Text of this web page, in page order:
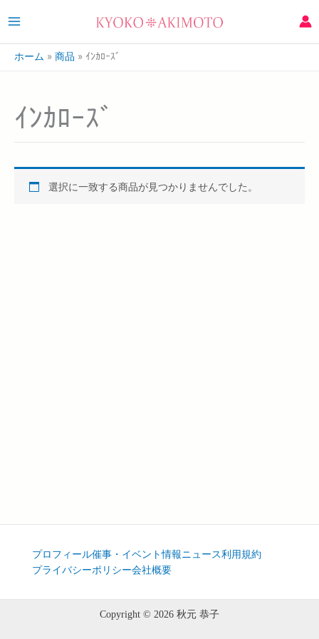
ホーム 商品 ｲﾝｶﾛｰｽﾞ
ｲﾝｶﾛｰｽﾞ
選択に一致する商品が見つかりませんでした。
プロフィール催事・イベント情報ニュース利用規約
プライバシーポリシー会社概要
Copyright © 2026 秋元 恭子